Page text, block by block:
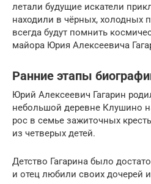
летали будущие искатели
находили в чёрных, холодных
всегда будут помнить
майора Юрия Алексеевича
Ранние этапы
Юрий Алексеевич Гагарин
небольшой деревне Клушино
рос в семье зажиточных
из четверых детей.
Детство Гагарина было
и отец любили своих дочерей